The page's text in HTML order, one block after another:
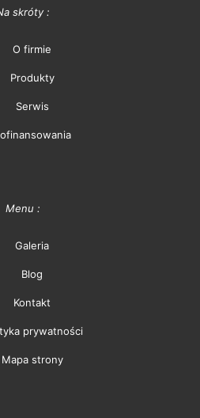
skróty :
O firmie
Produkty
Serwis
Menu :
Galeria
Blog
Kontakt
prywatności
Mapa strony